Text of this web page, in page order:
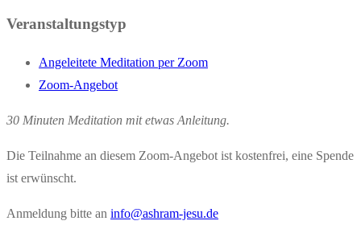
Veranstaltungstyp
Angeleitete Meditation per Zoom
Zoom-Angebot
30 Minuten Meditation mit etwas Anleitung.
Die Teilnahme an diesem Zoom-Angebot ist kostenfrei, eine Spende
ist erwünscht.
Anmeldung bitte an info@ashram-jesu.de